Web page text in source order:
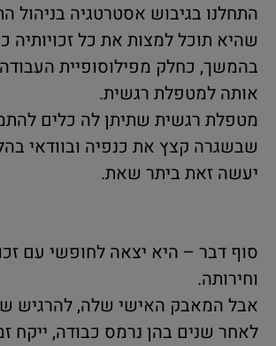
התחלנו בגיבוש אסטרטגיה בניהול
שהיא תוכל למצות את כל זכויותיה
בהמשך, כחלק מפילוסופיית
אותה למטפלת רגשית.
מטפלת רגשית שתיתן לה כלים
שבשגרה קצץ את כנפיה ובוודאי
יעשה זאת ביתר שאת.
סוף דבר – היא יצאה לחופשי עם
וחירותה.
אבל המאבק האישי שלה, להרגיש
לאחר שנים בהן נרמס כבודה, ייקח